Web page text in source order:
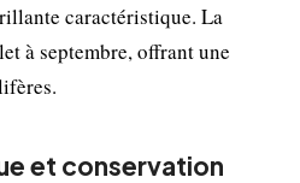
caractéristique. La
à septembre, offrant une
et conservation